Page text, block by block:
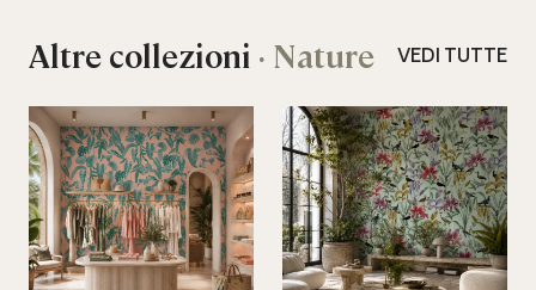
Altre collezioni · Nature VEDI TUTTE